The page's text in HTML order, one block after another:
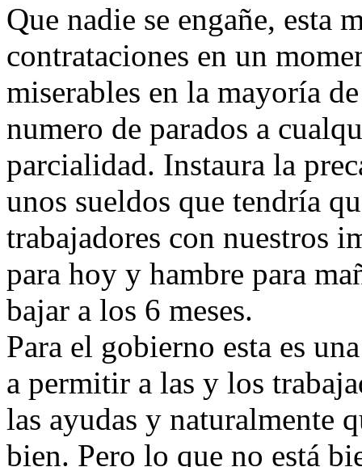
Que nadie se engañe, esta
contrataciones en un
miserables en la mayoría
numero de parados a
parcialidad. Instaura la
unos sueldos que tendría
trabajadores con nuestros
para hoy y hambre para
bajar a los 6 meses.
Para el gobierno esta es
a permitir a las y los
las ayudas y naturalmente
bien. Pero lo que no está